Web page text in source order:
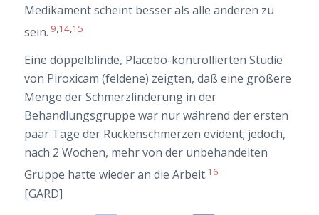
Medikament scheint besser als alle anderen zu
sein. 9 14, 15
Eine doppelblinde, Placebo-kontrollierten Studie
von Piroxicam (feldene) zeigten, daß eine größere
Menge der Schmerzlinderung in der
Behandlungsgruppe war nur während der ersten
paar Tage der Rückenschmerzen evident; jedoch,
nach 2 Wochen, mehr von der unbehandelten
Gruppe hatte wieder an die Arbeit.16
[GARD]